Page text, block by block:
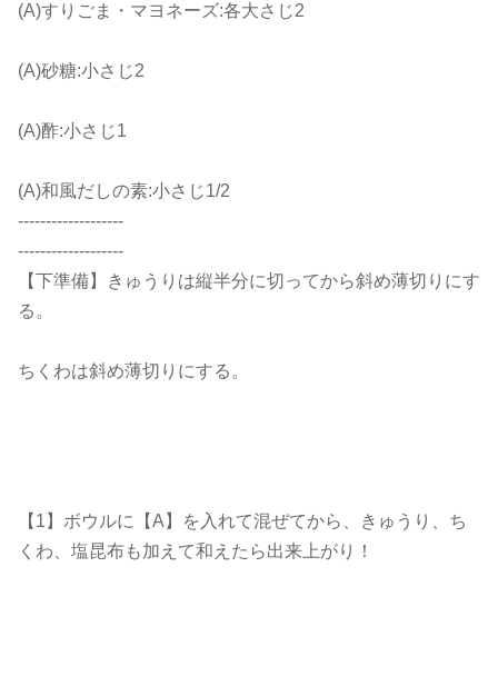
(A)すりごま・マヨネーズ:各大さじ2
(A)砂糖:小さじ2
(A)酢:小さじ1
(A)和風だしの素:小さじ1/2
-------------------
-------------------
【下準備】きゅうりは縦半分に切ってから斜め薄切りにす
る。
ちくわは斜め薄切りにする。
【1】ボウルに【A】を入れて混ぜてから、きゅうり、ち
くわ、塩昆布も加えて和えたら出来上がり！